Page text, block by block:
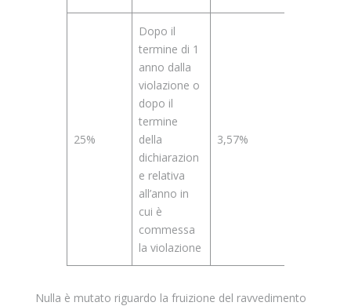
25%
Dopo il
termine di 1
anno dalla
violazione o
dopo il
termine
della
dichiarazion
e relativa
all’anno in
cui è
commessa
la violazione
3,57%
Nulla è mutato riguardo la fruizione del ravvedimento